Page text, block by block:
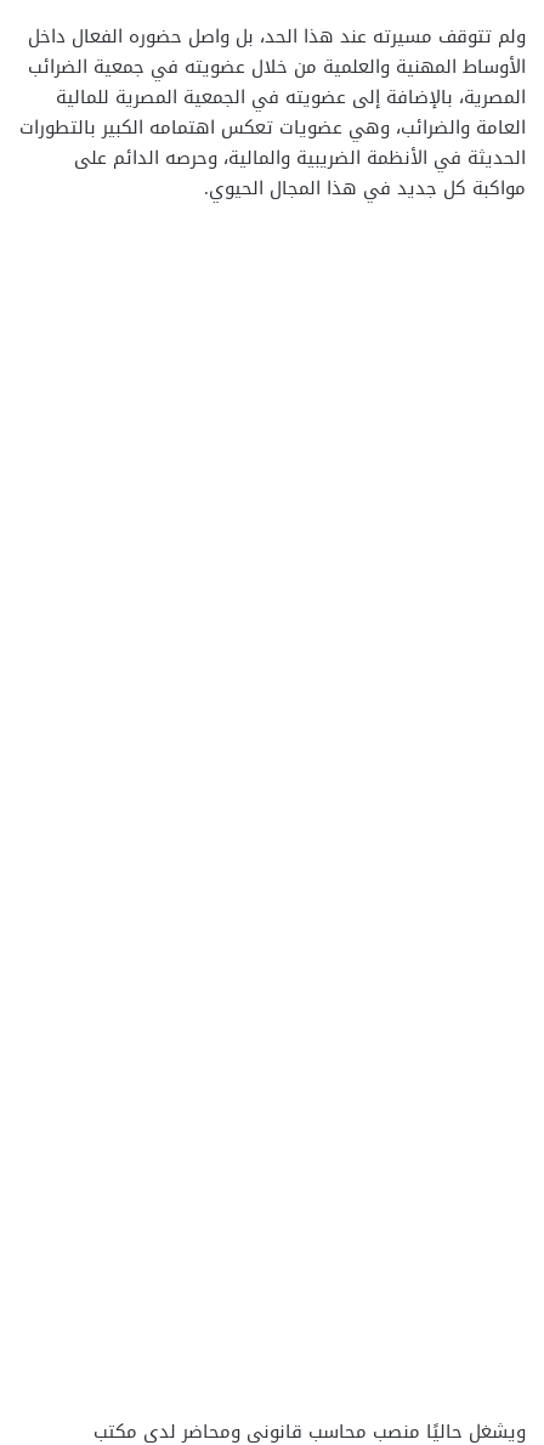
ولم تتوقف مسيرته عند هذا الحد، بل واصل حضوره الفعال داخل
الأوساط المهنية والعلمية من خلال عضويته في جمعية الضرائب
المصرية، بالإضافة إلى عضويته في الجمعية المصرية للمالية
العامة والضرائب، وهي عضويات تعكس اهتمامه الكبير بالتطورات
الحديثة في الأنظمة الضريبية والمالية، وحرصه الدائم على
مواكبة كل جديد في هذا المجال الحيوي.
ويشغل حاليًا منصب محاسب قانوني ومحاضر لدى مكتب